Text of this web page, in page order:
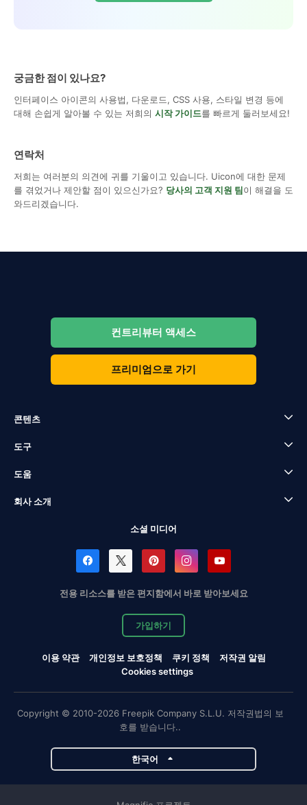
궁금한 점이 있나요?
인터페이스 아이콘의 사용법, 다운로드, CSS 사용, 스타일 변경 등에
대해 손쉽게 알아볼 수 있는 저희의 시작 가이드를 빠르게 둘러보세요!
연락처
저희는 여러분의 의견에 귀를 기울이고 있습니다. Uicon에 대한 문제
를 겪었거나 제안할 점이 있으신가요? 당사의 고객 지원 팀이 해결을 도
와드리겠습니다.
컨트리뷰터 액세스
프리미엄으로 가기
콘텐츠
도구
도움
회사 소개
소셜 미디어
전용 리소스를 받은 편지함에서 바로 받아보세요
가입하기
이용 약관 개인정보 보호정책 쿠키 정책
저작권 알림
Cookies settings
Copyright © 2010-2026 Freepik Company S.L.U. 저작권법의 보
호를 받습니다..
한국어